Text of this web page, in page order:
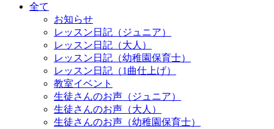
全て
お知らせ
レッスン日記（ジュニア）
レッスン日記（大人）
レッスン日記（幼稚園保育士）
レッスン日記（1曲仕上げ）
教室イベント
生徒さんのお声（ジュニア）
生徒さんのお声（大人）
生徒さんのお声（幼稚園保育士）